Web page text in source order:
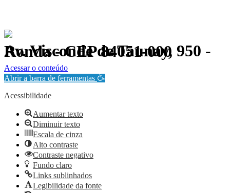
Av. Visconde de Taunay, 950 - Ronda - CEP 84051-000
Política de Privacidade.
Acessar o conteúdo
Abrir a barra de ferramentas
Acessibilidade
Aumentar texto
Diminuir texto
Escala de cinza
Alto contraste
Contraste negativo
Fundo claro
Links sublinhados
Legibilidade da fonte